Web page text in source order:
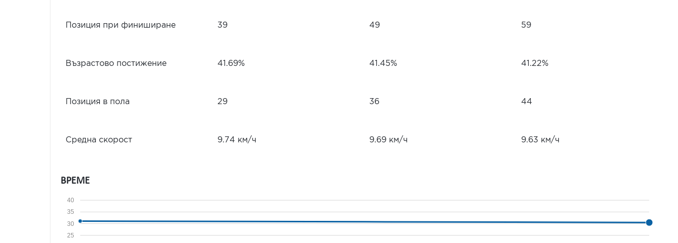
Позиция при финиширане 39 49 59
Възрастово постижение 41.69% 41.45% 41.22%
Позиция в пола 29 36 44
Средна скорост 9.74 км/ч 9.69 км/ч 9.63 км/ч
ВРЕМЕ
25
30
35
40